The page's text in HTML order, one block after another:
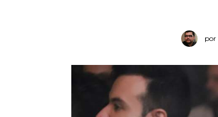
por